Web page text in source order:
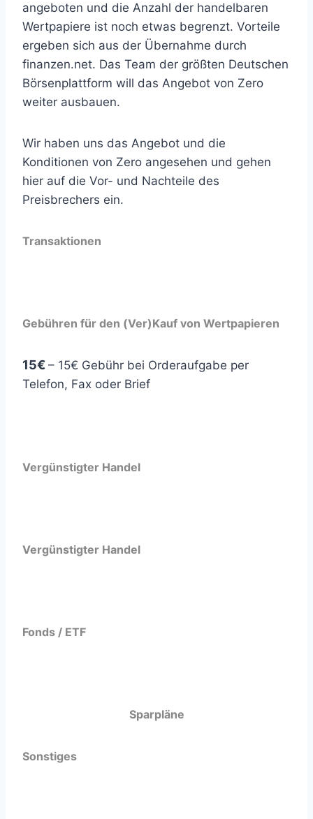
angeboten und die Anzahl der handelbaren
Wertpapiere ist noch etwas begrenzt. Vorteile
ergeben sich aus der Übernahme durch
finanzen.net. Das Team der größten Deutschen
Börsenplattform will das Angebot von Zero
weiter ausbauen.
Wir haben uns das Angebot und die
Konditionen von Zero angesehen und gehen
hier auf die Vor- und Nachteile des
Preisbrechers ein.
Transaktionen
Gebühren für den (Ver)Kauf von Wertpapieren
15€ – 15€ Gebühr bei Orderaufgabe per
Telefon, Fax oder Brief
Vergünstigter Handel
Vergünstigter Handel
Fonds / ETF
Sparpläne
Sonstiges